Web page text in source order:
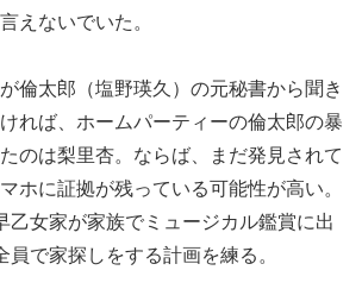
えないでいた。
倫太郎（塩野瑛久）の元秘書から聞き
れば、ホームパーティーの倫太郎の暴
のは梨里杏。ならば、まだ発見されて
ホに証拠が残っている可能性が高い。
乙女家が家族でミュージカル鑑賞に出
で家探しをする計画を練る。